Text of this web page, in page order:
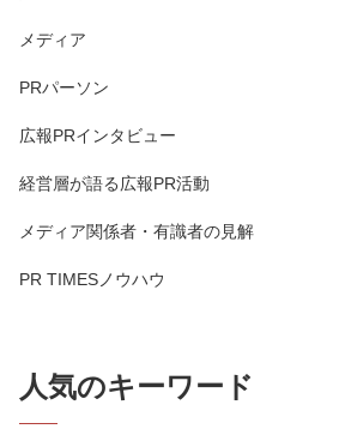
メディア
PRパーソン
広報PRインタビュー
経営層が語る広報PR活動
メディア関係者・有識者の見解
PR TIMESノウハウ
人気のキーワード